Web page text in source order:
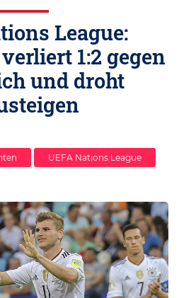
League:
1:2 gegen
und droht
UEFA Nations League